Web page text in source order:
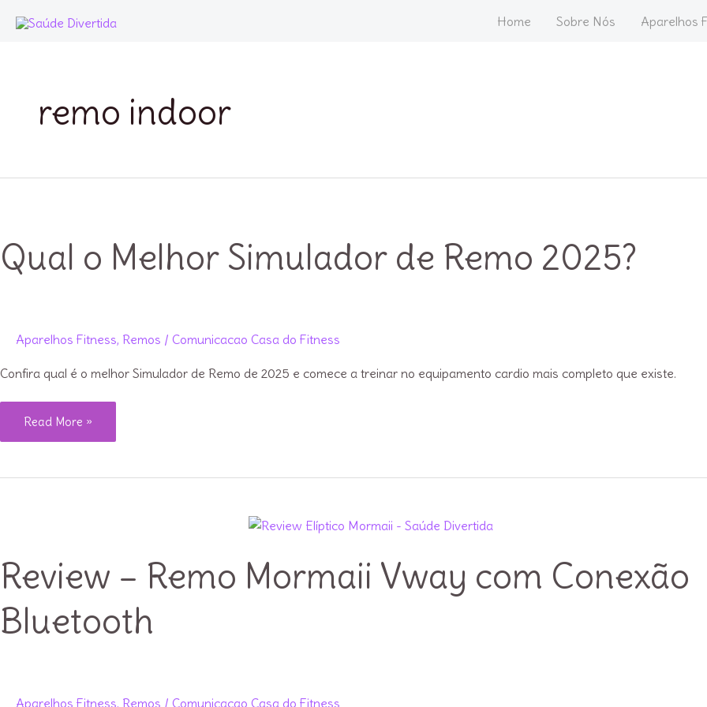
para
Home Sobre Nós Aparelhos
remo indoor
Qual o Melhor Simulador de Remo 2025?
Aparelhos Fitness, Remos / Comunicacao Casa do Fitness
Confira qual é o melhor Simulador de Remo de 2025 e comece a treinar no equipamento cardio mais completo que existe.
Qual
o
Read More »
Review – Remo Mormaii Vway com Conexão
Bluetooth
Aparelhos Fitness, Remos / Comunicacao Casa do Fitness